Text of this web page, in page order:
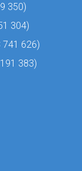
350)
304)
741 626)
383)